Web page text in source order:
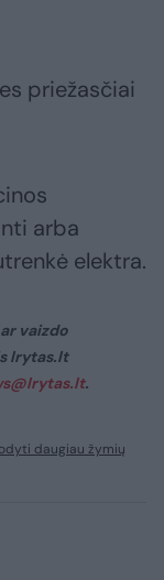
priežasčiai
arba
elektra.
vaizdo
lrytas.lt
.
daugiau žymių